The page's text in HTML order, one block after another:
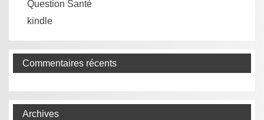
Question Santé
kindle
Commentaires récents
Archives